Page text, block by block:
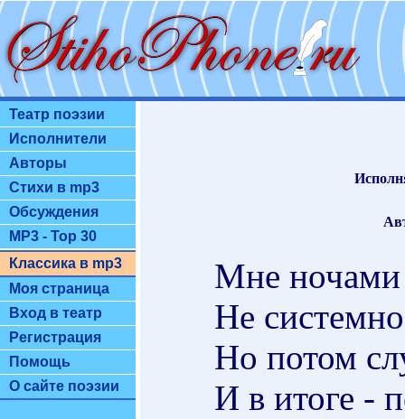
Театр поэзии
Исполнители
Авторы
Стихи в mp3
Обсуждения
MP3 - Top 30
Классика в mp3
Моя страница
Вход в театр
Регистрация
Помощь
О сайте поэзии
Мне ночами
Не
Но потом
И в итоге -